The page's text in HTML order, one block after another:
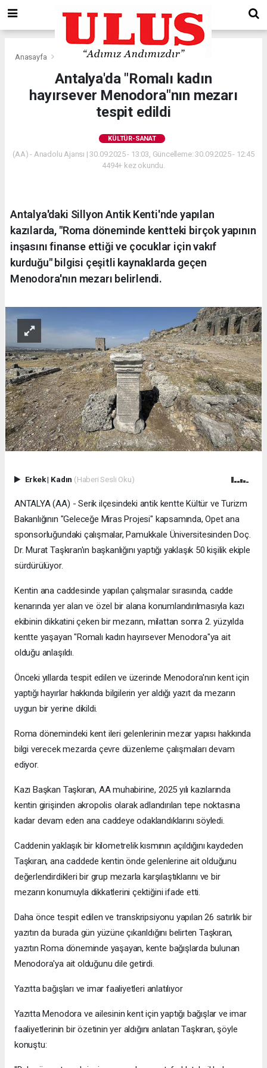
Anasayfa Kültür-Sanat
Antalya'da "Romalı kadın
hayırsever Menodora"nın mezarı
tespit edildi
KÜLTÜR-SANAT
(AA) - Anadolu Ajansı | 30.09.2025 - 13:03, Güncelleme: 30.09.2025 - 12:45
4494+ kez okundu.
Antalya'daki Sillyon Antik Kenti'nde yapılan
kazılarda, "Roma döneminde kentteki birçok yapının
inşasını finanse ettiği ve çocuklar için vakıf
kurduğu" bilgisi çeşitli kaynaklarda geçen
Menodora'nın mezarı belirlendi.
Erkek| Kadın (Haberi Sesli Oku)
ANTALYA (AA) - Serik ilçesindeki antik kentte Kültür ve Turizm
Bakanlığının "Geleceğe Miras Projesi" kapsamında, Opet ana
sponsorluğundaki çalışmalar, Pamukkale Üniversitesinden Doç.
Dr. Murat Taşkıran'ın başkanlığını yaptığı yaklaşık 50 kişilik ekiple
sürdürülüyor.
Kentin ana caddesinde yapılan çalışmalar sırasında, cadde
kenarında yer alan ve özel bir alana konumlandırılmasıyla kazı
ekibinin dikkatini çeken bir mezarın, milattan sonra 2. yüzyılda
kentte yaşayan "Romalı kadın hayırsever Menodora"ya ait
olduğu anlaşıldı.
Önceki yıllarda tespit edilen ve üzerinde Menodora'nın kent için
yaptığı hayırlar hakkında bilgilerin yer aldığı yazıt da mezarın
uygun bir yerine dikildi.
Roma dönemindeki kent ileri gelenlerinin mezar yapısı hakkında
bilgi verecek mezarda çevre düzenleme çalışmaları devam
ediyor.
Kazı Başkan Taşkıran, AA muhabirine, 2025 yılı kazılarında
kentin girişinden akropolis olarak adlandırılan tepe noktasına
kadar devam eden ana caddeye odaklandıklarını söyledi.
Caddenin yaklaşık bir kilometrelik kısmının açıldığını kaydeden
Taşkıran, ana caddede kentin önde gelenlerine ait olduğunu
değerlendirdikleri bir grup mezarla karşılaştıklarını ve bir
mezarın konumuyla dikkatlerini çektiğini ifade etti.
Daha önce tespit edilen ve transkripsiyonu yapılan 26 satırlık bir
yazıtın da burada gün yüzüne çıkarıldığını belirten Taşkıran,
yazıtın Roma döneminde yaşayan, kente bağışlarda bulunan
Menodora'ya ait olduğunu dile getirdi.
Yazıtta bağışları ve imar faaliyetleri anlatılıyor
Yazıtta Menodora ve ailesinin kent için yaptığı bağışlar ve imar
faaliyetlerinin bir özetinin yer aldığını anlatan Taşkıran, şöyle
konuştu: